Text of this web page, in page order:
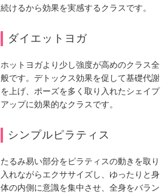
続けるから効果を実感するクラスです。
ダイエットヨガ
ホットヨガより少し強度が高めのクラス全
般です。デトックス効果を促して基礎代謝
を上げ、ポーズを多く取り入れたシェイプ
アップに効果的なクラスです。
シンプルピラティス
たるみ易い部分をピラティスの動きを取り
入れながらエクササイズし、ゆったりと身
体の内側に意識を集中させ、全身をバラン